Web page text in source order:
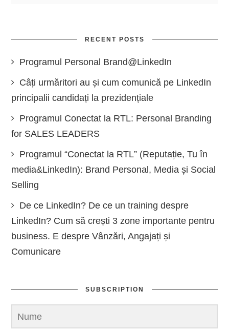
RECENT POSTS
Programul Personal Brand@LinkedIn
Câți urmăritori au și cum comunică pe LinkedIn
principalii candidați la prezidențiale
Programul Conectat la RTL: Personal Branding
for SALES LEADERS
Programul “Conectat la RTL” (Reputație, Tu în
media&LinkedIn): Brand Personal, Media și Social
Selling
De ce LinkedIn? De ce un training despre
LinkedIn? Cum să crești 3 zone importante pentru
business. E despre Vânzări, Angajați și
Comunicare
SUBSCRIPTION